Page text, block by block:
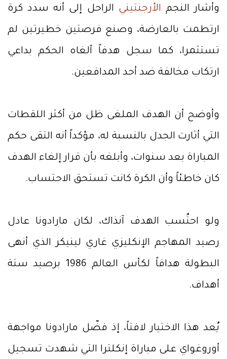
وأشار النجم الأرجنتيني الراحل إلى أنه سدد كرة
ارتطمت بالعارضة، وصنع فرصتين خطيرتين لم
تستثمرا، كما سجل هدفاً ألغاه الحكم بداعي
ارتكاب مخالفة ضد أحد المدافعين.
وأوضح أن الهدف الملغى ظل من أكثر اللقطات
التي أثارت الجدل بالنسبة له، مؤكداً أنه التقى حكم
المباراة بعد سنوات، وأبلغه بأن قرار إلغاء الهدف
كان خاطئاً وأن الكرة كانت تستحق الاحتساب.
ولو احتُسب الهدف آنذاك، لكان مارادونا عادل
رصيد المهاجم الإنكليزي غاري لينيكر الذي أنهى
البطولة هدافاً لكأس العالم 1986 برصيد ستة
أهداف.
يُعد هذا الاختيار لافتاً، إذ فضّل مارادونا مواجهة
أوروغواي على مباراة إنكلترا التي شهدت تسجيل